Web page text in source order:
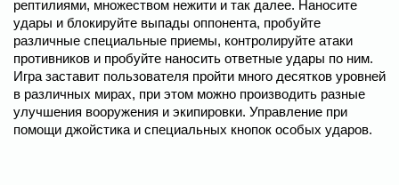
рептилиями, множеством нежити и так далее. Наносите
удары и блокируйте выпады оппонента, пробуйте
различные специальные приемы, контролируйте атаки
противников и пробуйте наносить ответные удары по ним.
Игра заставит пользователя пройти много десятков уровней
в различных мирах, при этом можно производить разные
улучшения вооружения и экипировки. Управление при
помощи джойстика и специальных кнопок особых ударов.